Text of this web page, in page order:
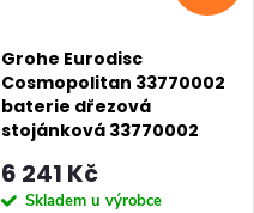
Grohe Eurodisc
Cosmopolitan 33770002
baterie dřezová
stojánková 33770002
6 241 Kč
Skladem u výrobce